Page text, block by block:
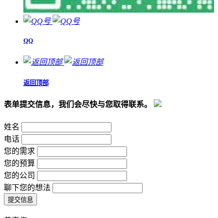
QQ
返回顶部
表单提交信息，我们会尽快与您取得联系。
姓名
电话
您的需求
您的预算
您的公司
聊下您的想法